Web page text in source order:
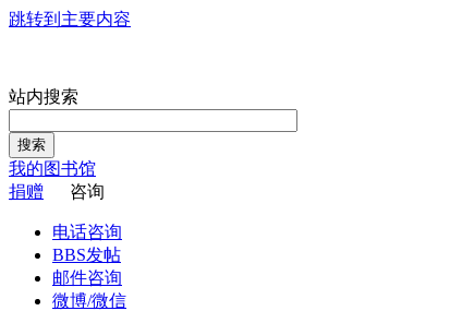
跳转到主要内容
站内搜索
搜索
我的图书馆
捐赠
咨询
电话咨询
BBS发帖
邮件咨询
微博/微信